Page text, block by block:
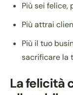
Più sei felice,
Più attrai
Più il tuo
sacrificare la
La felicità